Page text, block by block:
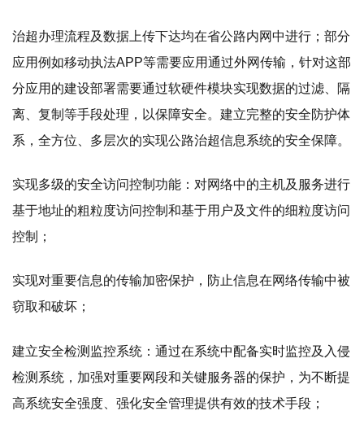
治超办理流程及数据上传下达均在省公路内网中进行；部分
应用例如移动执法APP等需要应用通过外网传输，针对这部
分应用的建设部署需要通过软硬件模块实现数据的过滤、隔
离、复制等手段处理，以保障安全。建立完整的安全防护体
系，全方位、多层次的实现公路治超信息系统的安全保障。
实现多级的安全访问控制功能：对网络中的主机及服务进行
基于地址的粗粒度访问控制和基于用户及文件的细粒度访问
控制；
实现对重要信息的传输加密保护，防止信息在网络传输中被
窃取和破坏；
建立安全检测监控系统：通过在系统中配备实时监控及入侵
检测系统，加强对重要网段和关键服务器的保护，为不断提
高系统安全强度、强化安全管理提供有效的技术手段；